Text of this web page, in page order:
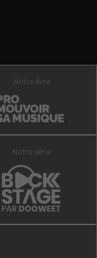
Notre livre
Notre série